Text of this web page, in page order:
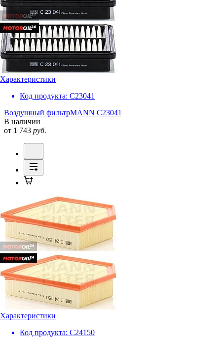
Характеристики
Код продукта: C23041
Воздушный фильтрMANN C23041
В наличии
от 1 743 руб.
Характеристики
Код продукта: C24150